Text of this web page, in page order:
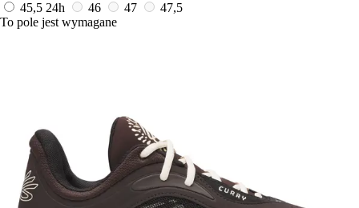
45,5 24h 46 47
47,5
To pole jest wymagane